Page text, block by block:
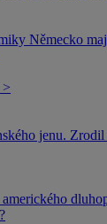
Německo
jenu.